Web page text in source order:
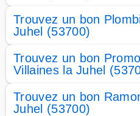
Trouvez un bon
Juhel (53700)
Trouvez un bon
Villaines la Juhel
Trouvez un bon
Juhel (53700)